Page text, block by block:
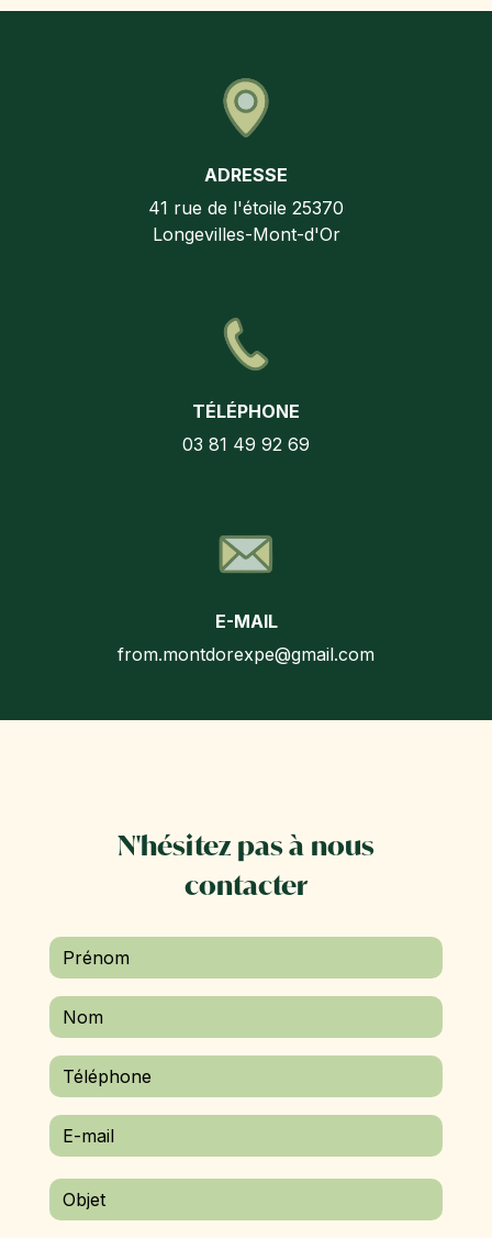
ADRESSE
41 rue de l'étoile 25370
Longevilles-Mont-d'Or
TÉLÉPHONE
03 81 49 92 69
E-MAIL
from.montdorexpe@gmail.com
N'hésitez pas à nous
contacter